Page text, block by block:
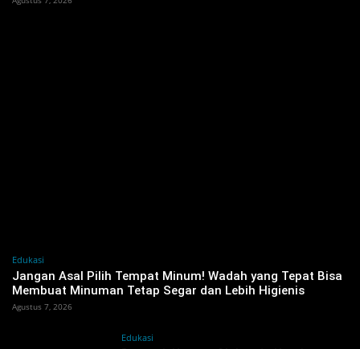
Edukasi
Jangan Asal Pilih Tempat Minum! Wadah yang Tepat Bisa
Membuat Minuman Tetap Segar dan Lebih Higienis
Agustus 7, 2026
Edukasi